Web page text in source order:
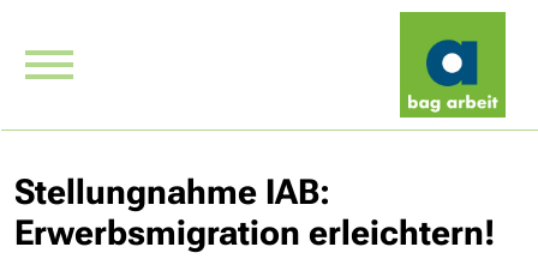
Stellungnahme IAB:
Erwerbsmigration erleichtern!